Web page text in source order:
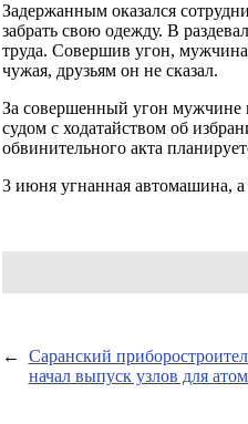
Задержанным оказался
забрать свою одежду. В
труда. Совершив угон, мужчина
чужая, друзьям он не сказал.
За совершенный угон мужчине
судом с ходатайством об
обвинительного акта
3 июня угнанная автомашина,
←
Саранский
начал выпуск узлов для